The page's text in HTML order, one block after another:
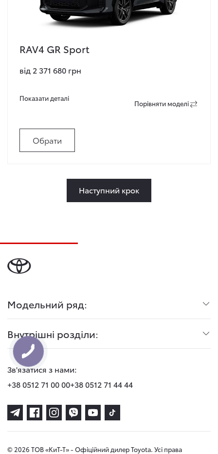
RAV4 GR Sport
від 2 371 680 грн
Показати деталi
Порiвняти моделi
Обрати
Наступний крок
Модельний ряд:
Внутрішні розділи:
Зв'язатися з нами:
+38 0512 71 00 00+38 0512 71 44 44
© 2026 ТОВ «КиТ-Т» - Офіційний дилер Toyota. Усі права